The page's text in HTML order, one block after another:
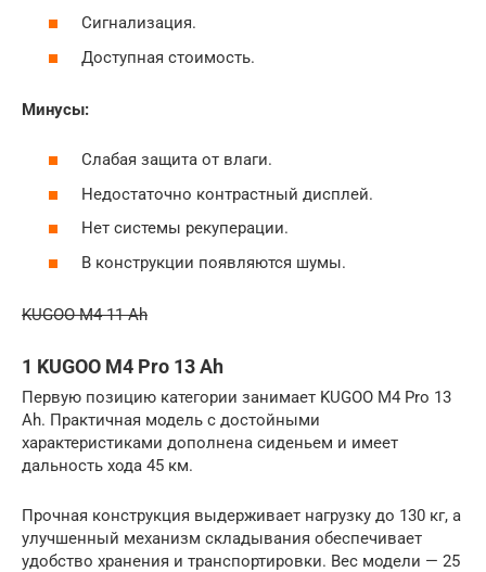
Сигнализация.
Доступная стоимость.
Минусы:
Слабая защита от влаги.
Недостаточно контрастный дисплей.
Нет системы рекуперации.
В конструкции появляются шумы.
KUGOO M4 11 Ah
1 KUGOO M4 Pro 13 Ah
Первую позицию категории занимает KUGOO M4 Pro 13
Ah. Практичная модель с достойными
характеристиками дополнена сиденьем и имеет
дальность хода 45 км.
Прочная конструкция выдерживает нагрузку до 130 кг, а
улучшенный механизм складывания обеспечивает
удобство хранения и транспортировки. Вес модели — 25